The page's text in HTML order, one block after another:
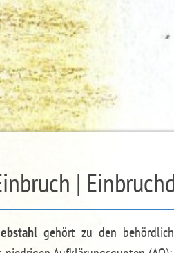
|
gehört zu den